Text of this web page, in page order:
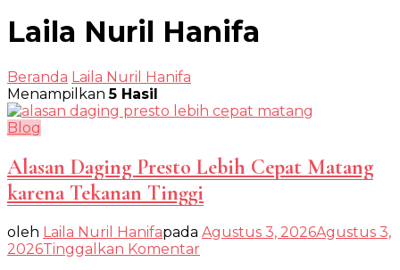
Laila Nuril Hanifa
Beranda Laila Nuril Hanifa
Menampilkan5 Hasil
Blog
Alasan Daging Presto Lebih Cepat Matang
karena Tekanan Tinggi
oleh Laila Nuril Hanifapada Agustus 3, 2026Agustus 3,
2026Tinggalkan Komentar